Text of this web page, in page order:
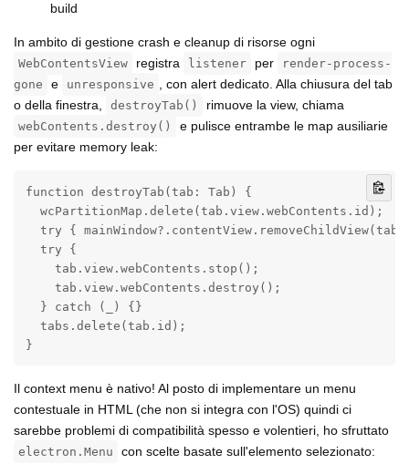
build
In ambito di gestione crash e cleanup di risorse ogni
WebContentsView registra listener per
render-process-
gone
e unresponsive , con alert dedicato. Alla chiusura del tab
o della finestra,
destroyTab() rimuove la view, chiama
webContents.destroy()
e pulisce entrambe le map ausiliarie
per evitare memory leak:
function destroyTab(tab: Tab) {
  wcPartitionMap.delete(tab.view.webContents.id);
try {
  try {
    tab.view.webContents.stop();
    tab.view.webContents.destroy();
  } catch (_) {}
  tabs.delete(tab.id);
}
Il context menu è nativo! Al posto di implementare un menu
contestuale in HTML (che non si integra con l'OS) quindi ci
sarebbe problemi di compatibilità spesso e volentieri, ho sfruttato
electron.Menu
con scelte basate sull'elemento selezionato: